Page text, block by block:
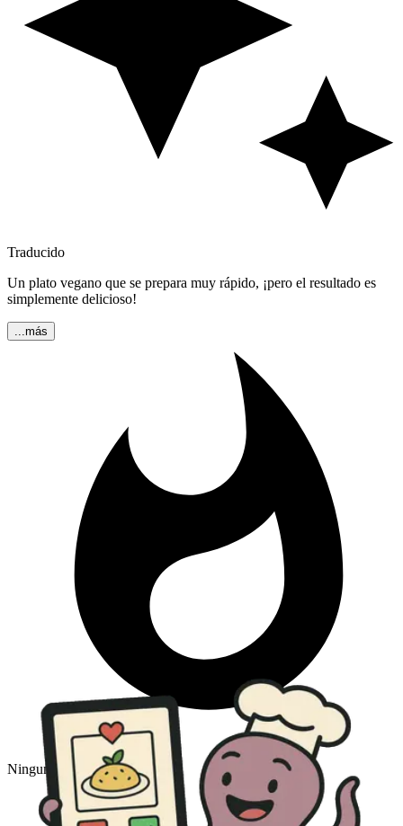
Traducido
Un plato vegano que se prepara muy rápido, ¡pero el resultado es
simplemente delicioso!
...más
Ninguno